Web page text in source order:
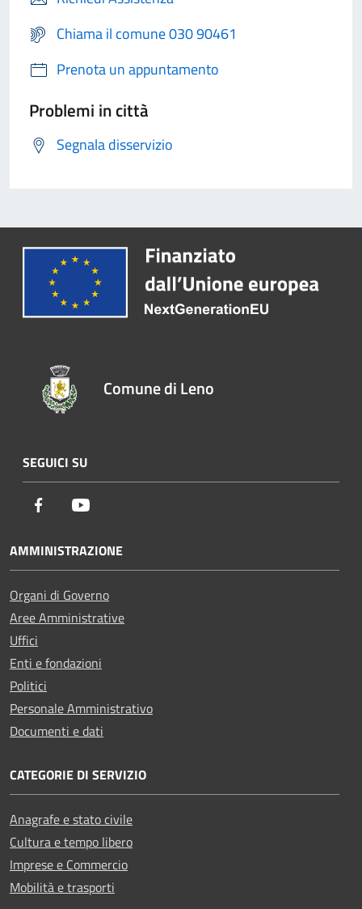
Chiama il comune 030 90461
Prenota un appuntamento
Problemi in città
Segnala disservizio
Comune di Leno
SEGUICI SU
Facebook
AMMINISTRAZIONE
Organi di Governo
Aree Amministrative
Uffici
Enti e fondazioni
Politici
Personale Amministrativo
Documenti e dati
CATEGORIE DI SERVIZIO
Anagrafe e stato civile
Cultura e tempo libero
Imprese e Commercio
Mobilità e trasporti